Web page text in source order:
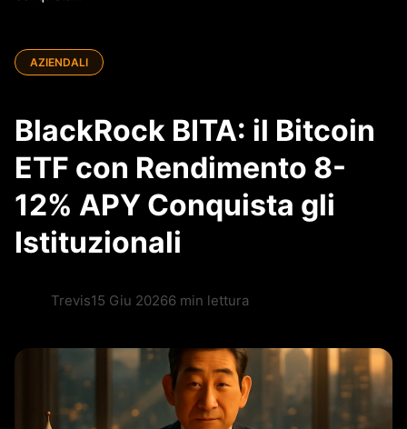
AZIENDALI
BlackRock BITA: il Bitcoin
ETF con Rendimento 8-
12% APY Conquista gli
Istituzionali
Trevis15 Giu 20266 min lettura